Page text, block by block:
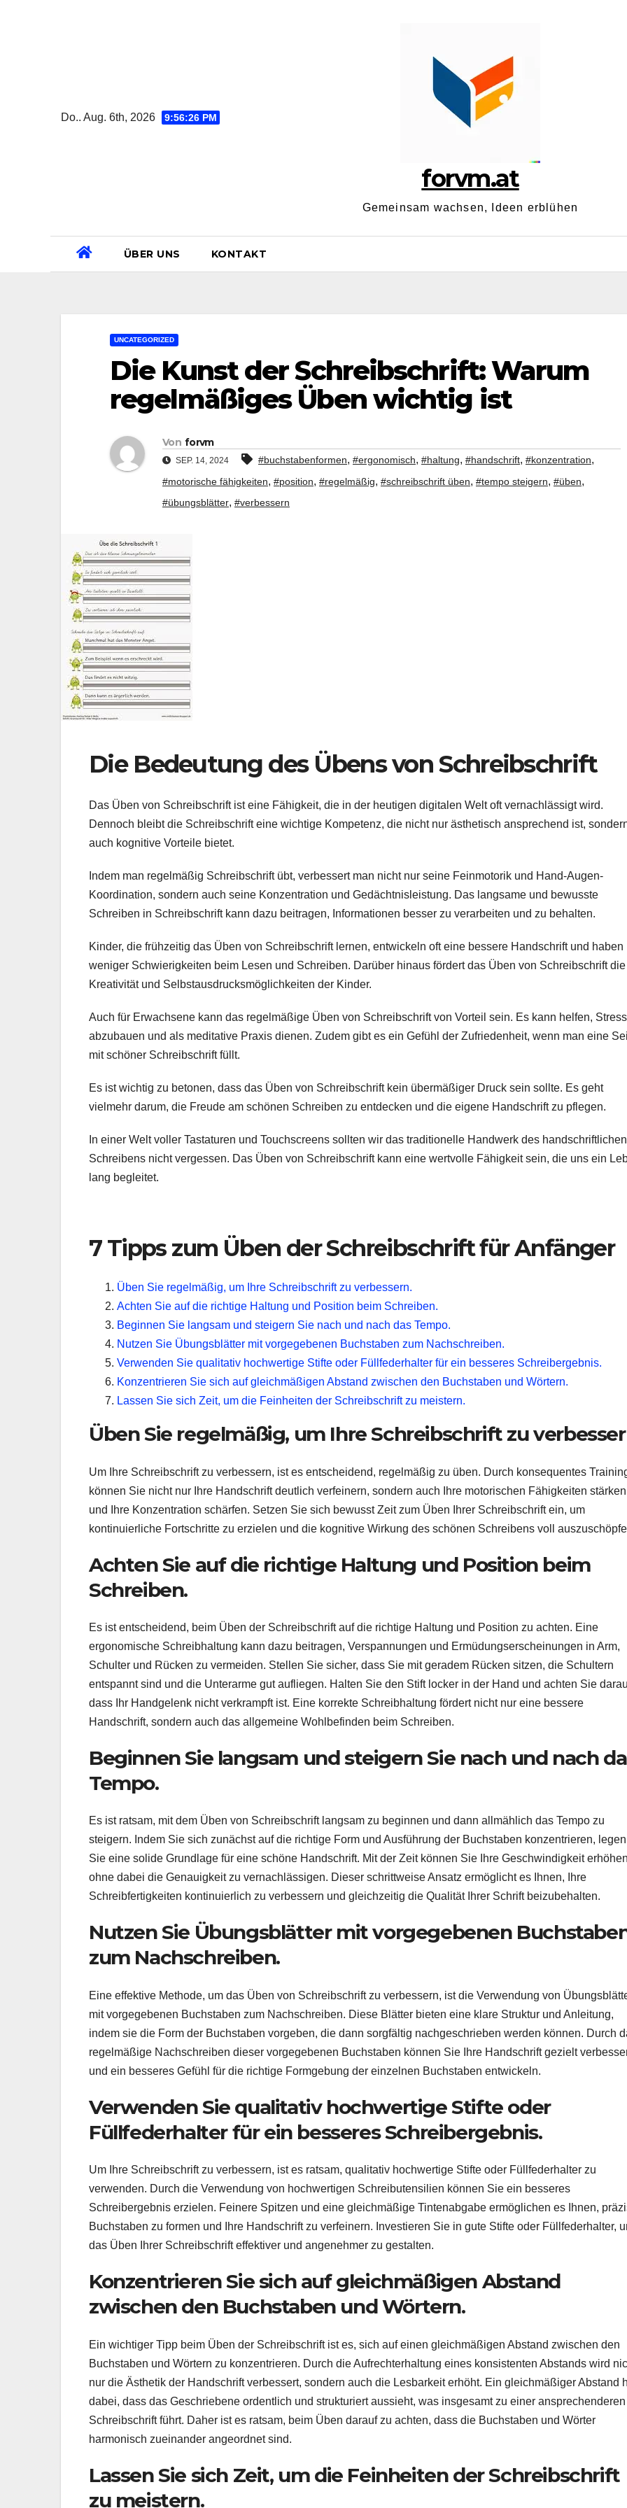
Do.. Aug. 6th, 2026 9:56:27 PM
forvm.at
Gemeinsam wachsen, Ideen erblühen
ÜBER UNS KONTAKT
UNCATEGORIZED
Die Kunst der Schreibschrift: Warum
regelmäßiges Üben wichtig ist
Von forvm
SEP. 14, 2024 #buchstabenformen, #ergonomisch, #haltung, #handschrift, #konzentration,
#motorische fähigkeiten, #position, #regelmäßig, #schreibschrift üben, #tempo steigern, #üben,
#übungsblätter, #verbessern
Die Bedeutung des Übens von Schreibschrift
Das Üben von Schreibschrift ist eine Fähigkeit, die in der heutigen digitalen Welt oft vernachlässigt wird.
Dennoch bleibt die Schreibschrift eine wichtige Kompetenz, die nicht nur ästhetisch ansprechend ist,
auch kognitive Vorteile bietet.
Indem man regelmäßig Schreibschrift übt, verbessert man nicht nur seine Feinmotorik und Hand-Augen-
Koordination, sondern auch seine Konzentration und Gedächtnisleistung. Das langsame und bewusste
Schreiben in Schreibschrift kann dazu beitragen, Informationen besser zu verarbeiten und zu behalten.
Kinder, die frühzeitig das Üben von Schreibschrift lernen, entwickeln oft eine bessere Handschrift und haben
weniger Schwierigkeiten beim Lesen und Schreiben. Darüber hinaus fördert das Üben von Schreibschrift die
Kreativität und Selbstausdrucksmöglichkeiten der Kinder.
Auch für Erwachsene kann das regelmäßige Üben von Schreibschrift von Vorteil sein. Es kann helfen, Stress
abzubauen und als meditative Praxis dienen. Zudem gibt es ein Gefühl der Zufriedenheit, wenn man eine
mit schöner Schreibschrift füllt.
Es ist wichtig zu betonen, dass das Üben von Schreibschrift kein übermäßiger Druck sein sollte. Es geht
vielmehr darum, die Freude am schönen Schreiben zu entdecken und die eigene Handschrift zu pflegen.
In einer Welt voller Tastaturen und Touchscreens sollten wir das traditionelle Handwerk des handschriftlichen
Schreibens nicht vergessen. Das Üben von Schreibschrift kann eine wertvolle Fähigkeit sein, die uns ein
lang begleitet.
7 Tipps zum Üben der Schreibschrift für Anfänger
Üben Sie regelmäßig, um Ihre Schreibschrift zu verbessern.
Achten Sie auf die richtige Haltung und Position beim Schreiben.
Beginnen Sie langsam und steigern Sie nach und nach das Tempo.
Nutzen Sie Übungsblätter mit vorgegebenen Buchstaben zum Nachschreiben.
Verwenden Sie qualitativ hochwertige Stifte oder Füllfederhalter für ein besseres Schreibergebnis.
Konzentrieren Sie sich auf gleichmäßigen Abstand zwischen den Buchstaben und Wörtern.
Lassen Sie sich Zeit, um die Feinheiten der Schreibschrift zu meistern.
Üben Sie regelmäßig, um Ihre Schreibschrift zu
Um Ihre Schreibschrift zu verbessern, ist es entscheidend, regelmäßig zu üben. Durch konsequentes
können Sie nicht nur Ihre Handschrift deutlich verfeinern, sondern auch Ihre motorischen Fähigkeiten stärken
und Ihre Konzentration schärfen. Setzen Sie sich bewusst Zeit zum Üben Ihrer Schreibschrift ein, um
kontinuierliche Fortschritte zu erzielen und die kognitive Wirkung des schönen Schreibens voll
Achten Sie auf die richtige Haltung und Position beim
Schreiben.
Es ist entscheidend, beim Üben der Schreibschrift auf die richtige Haltung und Position zu achten. Eine
ergonomische Schreibhaltung kann dazu beitragen, Verspannungen und Ermüdungserscheinungen in Arm,
Schulter und Rücken zu vermeiden. Stellen Sie sicher, dass Sie mit geradem Rücken sitzen, die Schultern
entspannt sind und die Unterarme gut aufliegen. Halten Sie den Stift locker in der Hand und achten Sie
dass Ihr Handgelenk nicht verkrampft ist. Eine korrekte Schreibhaltung fördert nicht nur eine bessere
Handschrift, sondern auch das allgemeine Wohlbefinden beim Schreiben.
Beginnen Sie langsam und steigern Sie nach und nach
Tempo.
Es ist ratsam, mit dem Üben von Schreibschrift langsam zu beginnen und dann allmählich das Tempo zu
steigern. Indem Sie sich zunächst auf die richtige Form und Ausführung der Buchstaben konzentrieren, legen
Sie eine solide Grundlage für eine schöne Handschrift. Mit der Zeit können Sie Ihre Geschwindigkeit
ohne dabei die Genauigkeit zu vernachlässigen. Dieser schrittweise Ansatz ermöglicht es Ihnen, Ihre
Schreibfertigkeiten kontinuierlich zu verbessern und gleichzeitig die Qualität Ihrer Schrift beizubehalten.
Nutzen Sie Übungsblätter mit vorgegebenen
zum Nachschreiben.
Eine effektive Methode, um das Üben von Schreibschrift zu verbessern, ist die Verwendung von
mit vorgegebenen Buchstaben zum Nachschreiben. Diese Blätter bieten eine klare Struktur und Anleitung,
indem sie die Form der Buchstaben vorgeben, die dann sorgfältig nachgeschrieben werden können. Durch
regelmäßige Nachschreiben dieser vorgegebenen Buchstaben können Sie Ihre Handschrift gezielt
und ein besseres Gefühl für die richtige Formgebung der einzelnen Buchstaben entwickeln.
Verwenden Sie qualitativ hochwertige Stifte oder
Füllfederhalter für ein besseres Schreibergebnis.
Um Ihre Schreibschrift zu verbessern, ist es ratsam, qualitativ hochwertige Stifte oder Füllfederhalter zu
verwenden. Durch die Verwendung von hochwertigen Schreibutensilien können Sie ein besseres
Schreibergebnis erzielen. Feinere Spitzen und eine gleichmäßige Tintenabgabe ermöglichen es Ihnen,
Buchstaben zu formen und Ihre Handschrift zu verfeinern. Investieren Sie in gute Stifte oder Füllfederhalter,
das Üben Ihrer Schreibschrift effektiver und angenehmer zu gestalten.
Konzentrieren Sie sich auf gleichmäßigen Abstand
zwischen den Buchstaben und Wörtern.
Ein wichtiger Tipp beim Üben der Schreibschrift ist es, sich auf einen gleichmäßigen Abstand zwischen den
Buchstaben und Wörtern zu konzentrieren. Durch die Aufrechterhaltung eines konsistenten Abstands wird
nur die Ästhetik der Handschrift verbessert, sondern auch die Lesbarkeit erhöht. Ein gleichmäßiger Abstand
dabei, dass das Geschriebene ordentlich und strukturiert aussieht, was insgesamt zu einer ansprechenderen
Schreibschrift führt. Daher ist es ratsam, beim Üben darauf zu achten, dass die Buchstaben und Wörter
harmonisch zueinander angeordnet sind.
Lassen Sie sich Zeit, um die Feinheiten der Schreibschrift
zu meistern.